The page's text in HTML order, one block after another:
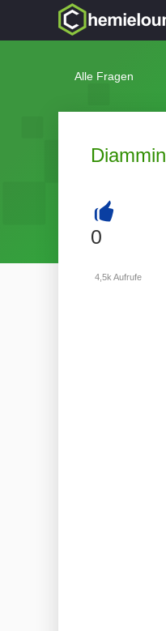
Alle Fragen
+
0
4,5k Aufrufe